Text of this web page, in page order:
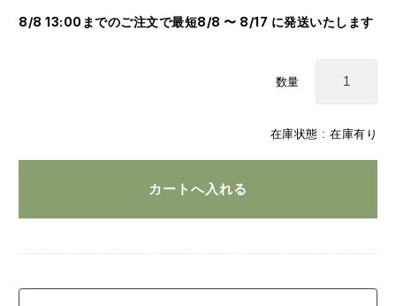
在庫状態 : 在庫有り
8/8 13:00までのご注文で最短8/8 〜 8/17 に発送いたします
数量